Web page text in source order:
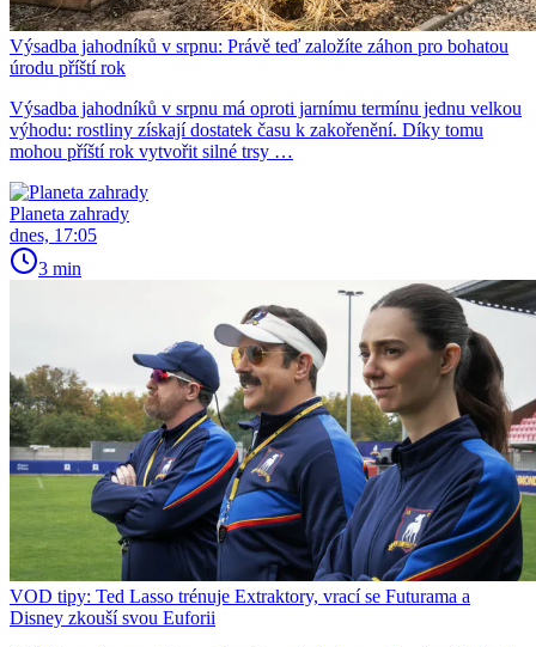
Výsadba jahodníků v srpnu: Právě teď založíte záhon pro bohatou
úrodu příští rok
Výsadba jahodníků v srpnu má oproti jarnímu termínu jednu velkou
výhodu: rostliny získají dostatek času k zakořenění. Díky tomu
mohou příští rok vytvořit silné trsy …
Planeta zahrady
dnes, 17:05
3 min
VOD tipy: Ted Lasso trénuje Extraktory, vrací se Futurama a
Disney zkouší svou Euforii